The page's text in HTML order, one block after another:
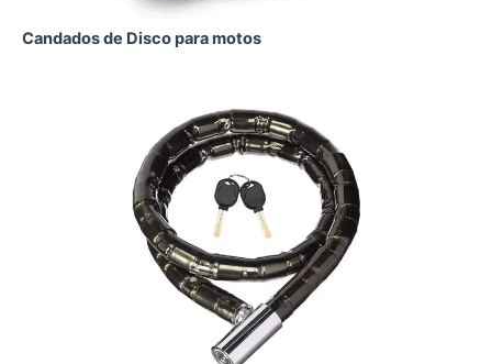
Candados de Disco para motos